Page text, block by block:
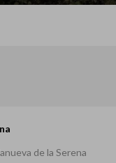
de la Serena